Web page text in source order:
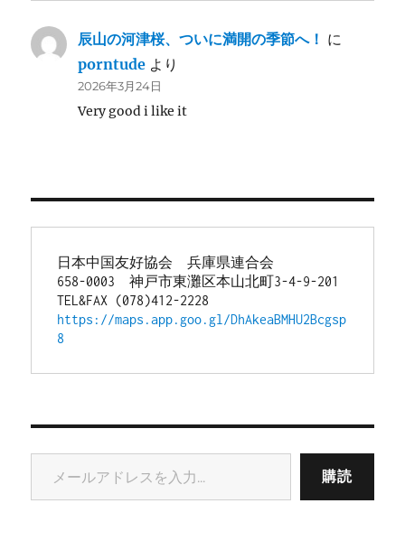
辰山の河津桜、ついに満開の季節へ！ に
porntude より
2026年3月24日
Very good i like it
日本中国友好協会　兵庫県連合会
658-0003　神戸市東灘区本山北町3-4-9-201
TEL&FAX (078)412-2228
https://maps.app.goo.gl/DhAkeaBMHU2Bcgsp
8
メールアドレスを入力...
購読